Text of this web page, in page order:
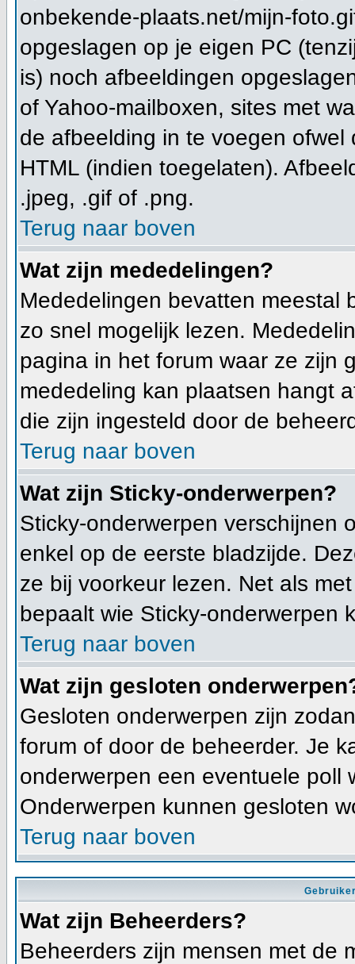
onbekende-plaats.net/mijn-
opgeslagen op je eigen PC
is) noch afbeeldingen
of Yahoo-mailboxen, sites met
de afbeelding in te voegen
HTML (indien toegelaten).
.jpeg, .gif of .png.
Terug naar boven
Wat zijn mededelingen?
Mededelingen bevatten meestal
zo snel mogelijk lezen.
pagina in het forum waar ze zijn
mededeling kan plaatsen hangt
die zijn ingesteld door de
Terug naar boven
Wat zijn Sticky-onderwerpen?
Sticky-onderwerpen verschijnen
enkel op de eerste bladzijde.
ze bij voorkeur lezen. Net als
bepaalt wie Sticky-onderwerpen
Terug naar boven
Wat zijn gesloten
Gesloten onderwerpen zijn
forum of door de beheerder. Je
onderwerpen een eventuele poll
Onderwerpen kunnen gesloten
Terug naar boven
Wat zijn Beheerders?
Beheerders zijn mensen met de